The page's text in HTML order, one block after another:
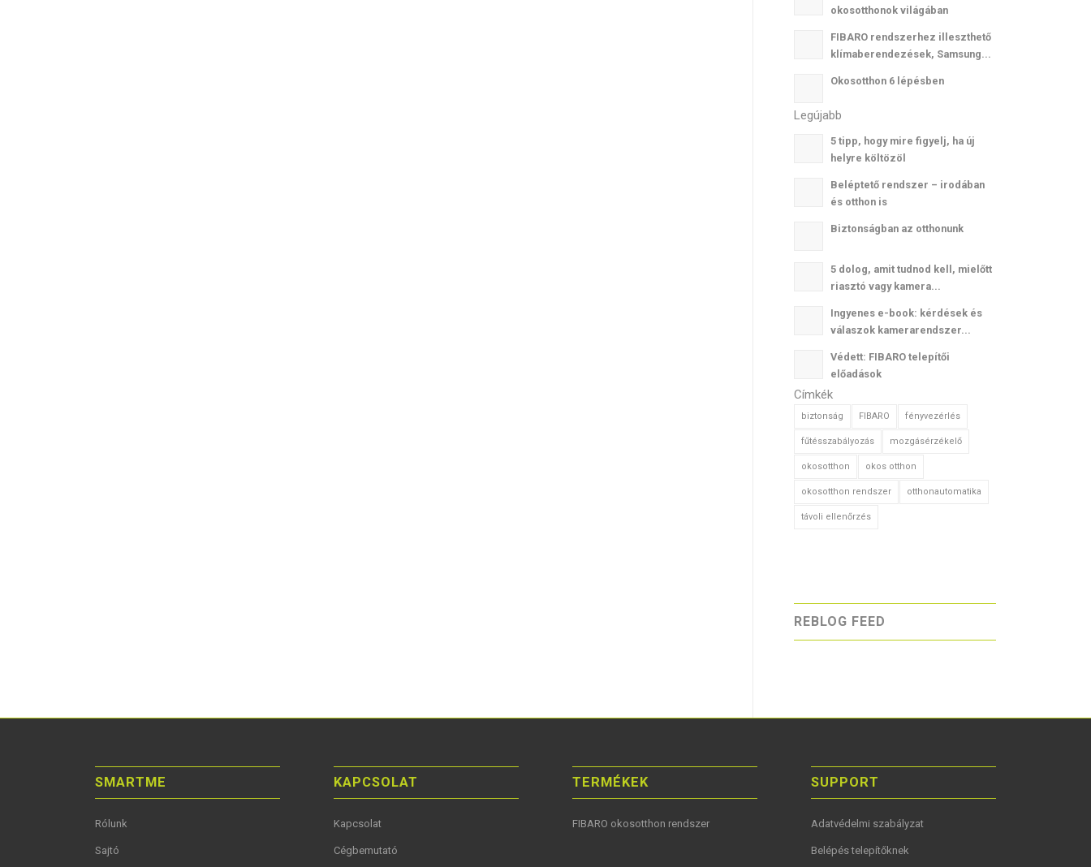
okosotthonok világában
FIBARO rendszerhez illeszthető
klímaberendezések, Samsung...
Okosotthon 6 lépésben
Legújabb
5 tipp, hogy mire figyelj, ha új
helyre költözöl
Beléptető rendszer – irodában
és otthon is
Biztonságban az otthonunk
5 dolog, amit tudnod kell, mielőtt
riasztó vagy kamera...
Ingyenes e-book: kérdések és
válaszok kamerarendszer...
Védett: FIBARO telepítői
előadások
Címkék
biztonság FIBARO fényvezérlés
fűtésszabályozás mozgásérzékelő
okosotthon okos otthon
okosotthon rendszer otthonautomatika
távoli ellenőrzés
REBLOG FEED
SMARTME
Rólunk
Sajtó
KAPCSOLAT
Kapcsolat
Cégbemutató
TERMÉKEK
FIBARO okosotthon rendszer
SUPPORT
Adatvédelmi szabályzat
Belépés telepítőknek